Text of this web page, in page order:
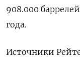
908.000
года.
Источники